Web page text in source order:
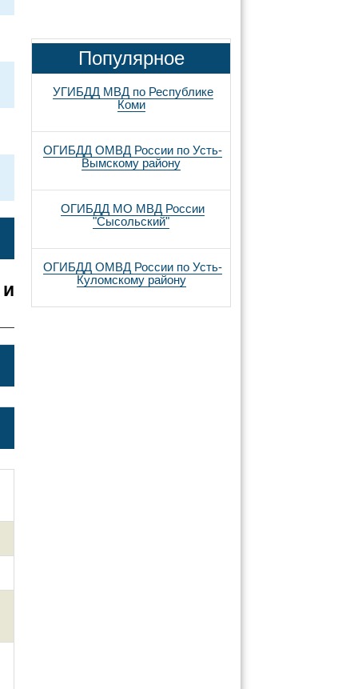
Популярное
УГИБДД МВД по Республике
Коми
ОГИБДД ОМВД России по Усть-
Вымскому району
ОГИБДД МО МВД России
"Сысольский"
ОГИБДД ОМВД России по Усть-
Куломскому району